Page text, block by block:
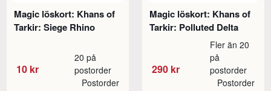
Magic löskort: Khans of
Tarkir: Siege Rhino
10 kr
20 på
postorder
Postorder
Magic löskort: Khans of
Tarkir: Polluted Delta
290 kr
Fler än 20
på
postorder
Postorder